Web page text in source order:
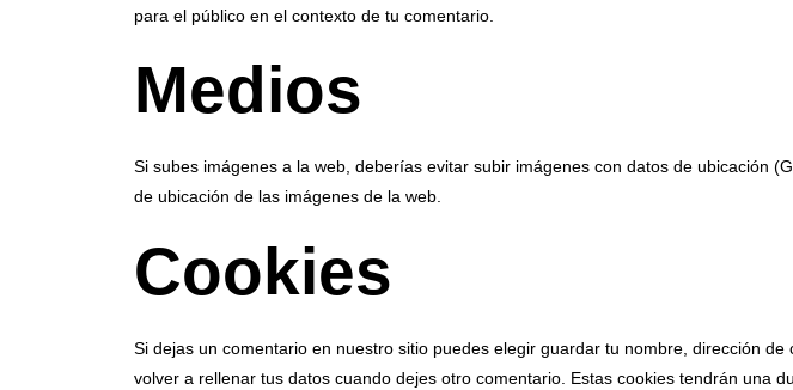
para el público en el contexto de tu comentario.
Medios
Si subes imágenes a la web, deberías evitar subir imágenes con datos de ubicación
de ubicación de las imágenes de la web.
Cookies
Si dejas un comentario en nuestro sitio puedes elegir guardar tu nombre, dirección
volver a rellenar tus datos cuando dejes otro comentario. Estas cookies tendrán una